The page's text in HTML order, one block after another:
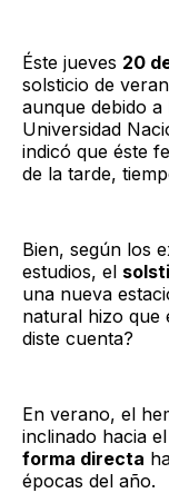
Éste jueves 20
solsticio de
aunque debido
Universidad
indicó que éste
de la tarde,
Bien, según los
estudios, el
una nueva
natural hizo que
diste cuenta?
En verano, el
inclinado hacia
forma directa
épocas del año.